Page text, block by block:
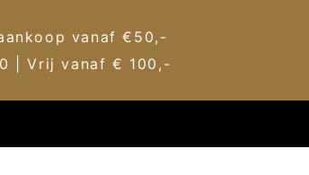
vanaf €50,-
| Vrij vanaf € 100,-